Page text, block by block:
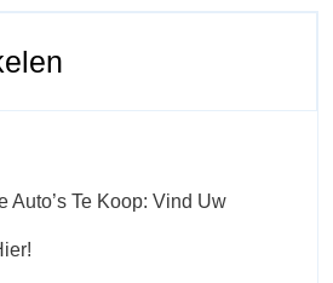
Auto’s Te Koop: Vind Uw